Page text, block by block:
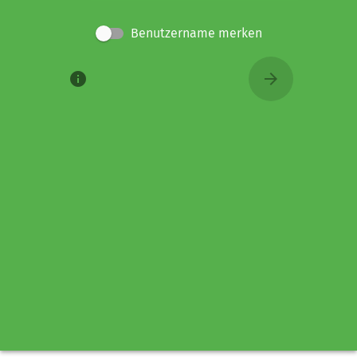
Benutzername merken
info arrow_forward